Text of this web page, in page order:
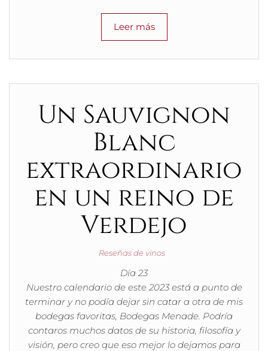
Leer más
Un Sauvignon
Blanc
extraordinario
en un reino de
Verdejo
Reseñas de vinos
Día 23
Nuestro calendario de este 2023 está a punto de
terminar y no podía dejar sin catar a otra de mis
bodegas favoritas, Bodegas Menade. Podría
contaros muchos datos de su historia, filosofía y
visión, pero creo que eso mejor lo dejamos para